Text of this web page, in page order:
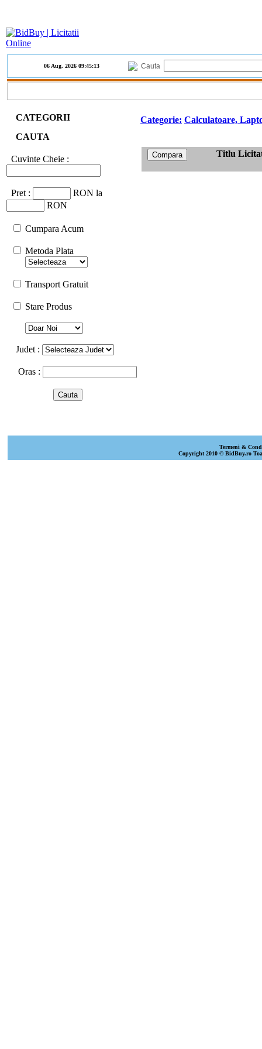
06 Aug. 2026 09:45:13 Cauta
CATEGORII
CAUTA
Cuvinte Cheie :
Pret :
RON la
RON
Cumpara Acum
Metoda Plata
Transport Gratuit
Stare Produs
Judet :
Oras :
Categorie: Calculatoare,
Titlu
Termeni &
Copyright 2010 © BidBuy.ro